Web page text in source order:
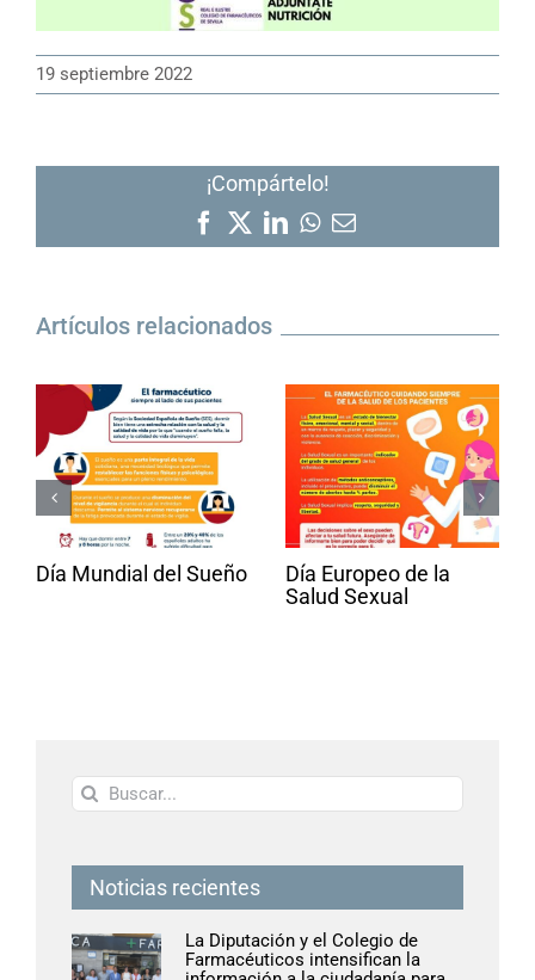
19 septiembre 2022
¡Compártelo!
Facebook
X LinkedIn
WhatsApp
Correo
electrónico
Artículos relacionados
Día Mundial del Sueño
Día Europeo de la
Salud Sexual
Buscar:
Noticias recientes
La Diputación y el Colegio de
Farmacéuticos intensifican la